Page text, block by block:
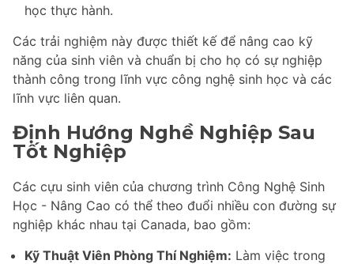
học thực hành.
Các trải nghiệm này được thiết kế để nâng cao kỹ
năng của sinh viên và chuẩn bị cho họ có sự nghiệp
thành công trong lĩnh vực công nghệ sinh học và các
lĩnh vực liên quan.
Định Hướng Nghề Nghiệp Sau
Tốt Nghiệp
Các cựu sinh viên của chương trình Công Nghệ Sinh
Học - Nâng Cao có thể theo đuổi nhiều con đường sự
nghiệp khác nhau tại Canada, bao gồm:
Kỹ Thuật Viên Phòng Thí Nghiệm: Làm việc trong